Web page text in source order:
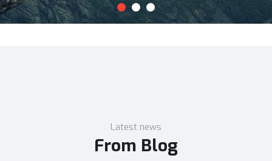
Latest news
From Blog